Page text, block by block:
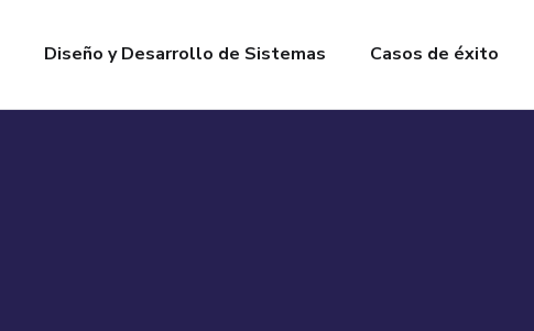
Diseño y Desarrollo de Sistemas Casos de éxito